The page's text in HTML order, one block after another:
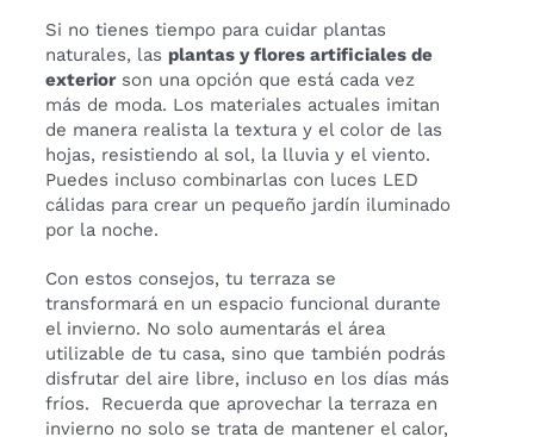
Si no tienes tiempo para cuidar plantas
naturales, las plantas y flores artificiales de
exteriorson una opción que está cada vez
más de moda. Los materiales actuales imitan
de manera realista la textura y el color de las
hojas, resistiendo al sol, la lluvia y el viento.
Puedes incluso combinarlas con luces LED
cálidas para crear un pequeño jardín iluminado
por la noche.
Con estos consejos, tu terraza se
transformará en un espacio funcional durante
el invierno. No solo aumentarás el área
utilizable de tu casa, sino que también podrás
disfrutar del aire libre, incluso en los días más
fríos. Recuerda que aprovechar la terraza en
invierno no solo se trata de mantener el calor,